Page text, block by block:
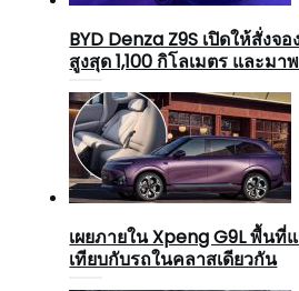
BYD Denza Z9S เปิดให้สั่งจ
สูงสุด 1,100 กิโลเมตร และม
เผยภายใน Xpeng G9L พื้นที่
เทียบกับรถในคลาสเดียวกัน